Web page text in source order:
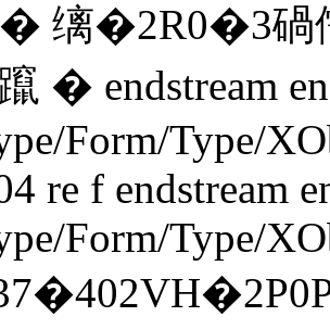
缡�2R0�3碢
� endstream
Form/Type/
re f endstream
Form/Type/